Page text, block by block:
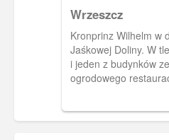
Wrzeszcz
Kronprinz Wilhelm w
Jaśkowej Doliny. W
i jeden z budynków
ogrodowego